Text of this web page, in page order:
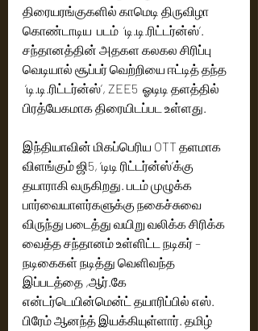
திரையரங்குகளில் காமெடி திருவிழா
கொண்டாடிய  படம்  ‘டி.டி.ரிட்டர்ன்ஸ்’.
சந்தானத்தின் அதகள கலகல சிரிப்பு
வெடியால் சூப்பர் வெற்றியை ஈட்டித் தந்த
‘டி.டி.ரிட்டர்ன்ஸ்’, ZEE5  ஓடிடி தளத்தில்
பிரத்யேகமாக திரையிடப்பட உள்ளது.
இந்தியாவின் மிகப்பெரிய OTT தளமாக
விளங்கும் ஜி5, ‘டிடி ரிட்டர்ன்ஸ்’க்கு
தயாராகி வருகிறது. படம் முழுக்க
பார்வையாளர்களுக்கு நகைச்சுவை
விருந்து படைத்து வயிறு வலிக்க சிரிக்க
வைத்த சந்தானம் உள்ளிட்ட நடிகர் –
நடிகைகள் நடித்து வெளிவந்த
இப்படத்தை ,ஆர்.கே
என்டர்டெயின்மென்ட் தயாரிப்பில் எஸ்.
பிரேம் ஆனந்த் இயக்கியுள்ளார். தமிழ்